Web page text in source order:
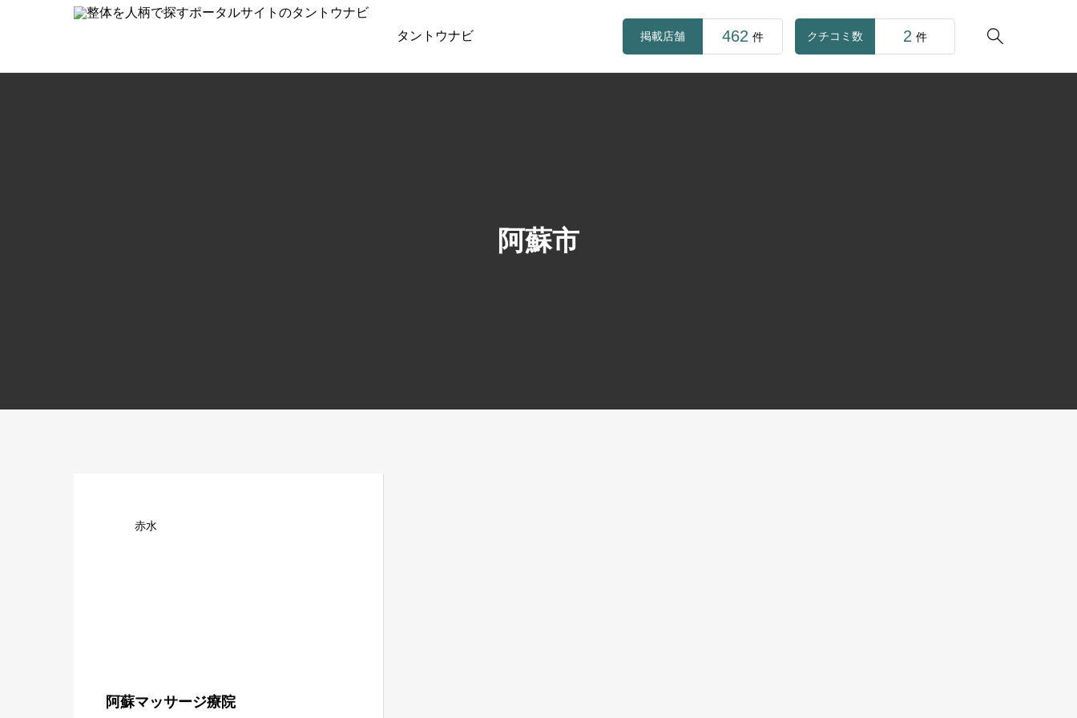
タントウナビ 
掲載店舗 462 件 クチコミ数 2 件
阿蘇市
赤水
阿蘇マッサージ療院